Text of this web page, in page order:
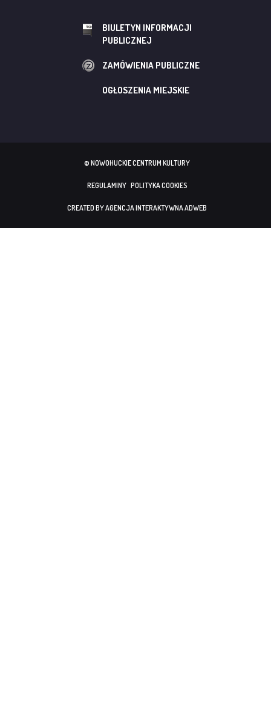
BIULETYN INFORMACJI
PUBLICZNEJ
ZAMÓWIENIA PUBLICZNE
OGŁOSZENIA MIEJSKIE
© NOWOHUCKIE CENTRUM KULTURY
REGULAMINY POLITYKA COOKIES
CREATED BY AGENCJA INTERAKTYWNA ADWEB